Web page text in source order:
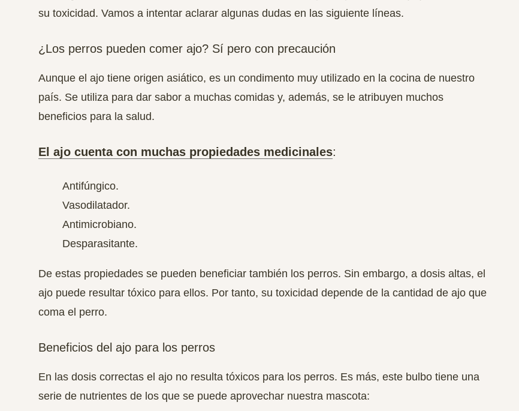
su toxicidad. Vamos a intentar aclarar algunas dudas en las siguiente líneas.
¿Los perros pueden comer ajo? Sí pero con precaución
Aunque el ajo tiene origen asiático, es un condimento muy utilizado en la cocina de nuestro
país. Se utiliza para dar sabor a muchas comidas y, además, se le atribuyen muchos
beneficios para la salud.
El ajo cuenta con muchas propiedades medicinales:
Antifúngico.
Vasodilatador.
Antimicrobiano.
Desparasitante.
De estas propiedades se pueden beneficiar también los perros. Sin embargo, a dosis altas, el
ajo puede resultar tóxico para ellos. Por tanto, su toxicidad depende de la cantidad de ajo que
coma el perro.
Beneficios del ajo para los perros
En las dosis correctas el ajo no resulta tóxicos para los perros. Es más, este bulbo tiene una
serie de nutrientes de los que se puede aprovechar nuestra mascota: